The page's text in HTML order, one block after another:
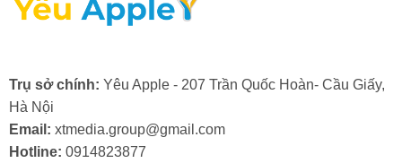
- Lỗi từ nhà sản xuất: Mặc dù hiếm gặp, nhưng đôi khi
hành hoặc thay camera trước iPad mới.
Trụ sở chính: Yêu Apple - 207 Trần Quốc Hoàn- Cầu Giấy,
Hà Nội
Email: xtmedia.group@gmail.com
Hotline: 0914823877